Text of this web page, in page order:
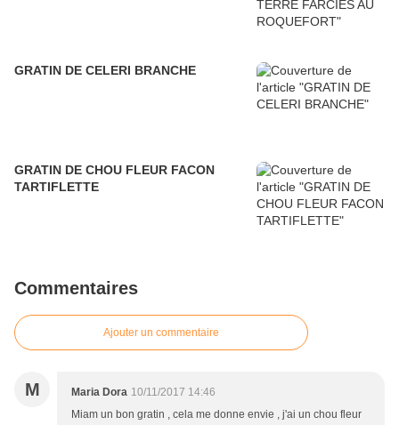
GRATIN DE CELERI BRANCHE
GRATIN DE CHOU FLEUR FACON
TARTIFLETTE
Commentaires
Ajouter un commentaire
M Maria Dora 10/11/2017 14:46
Miam un bon gratin , cela me donne envie , j'ai un chou fleur